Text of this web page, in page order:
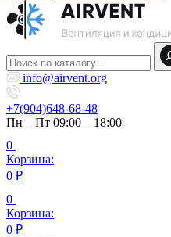
info@airvent.org
+7(904)648-68-48
Пн—Пт 09:00—18:00
0
Корзина:
0 ₽
0
Корзина:
0 ₽